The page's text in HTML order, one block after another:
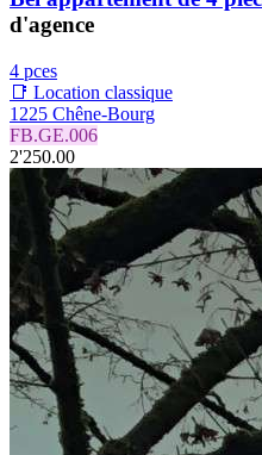
d'agence
4 pces
📑 Location classique
1225 Chêne-Bourg
FB.GE.006
2'250.00